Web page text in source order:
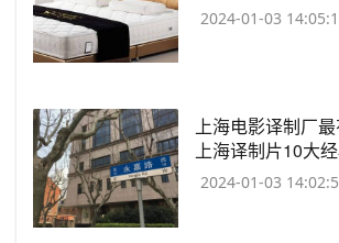
2024-01-03
上海电影译制厂
上海译制片10大
2024-01-03